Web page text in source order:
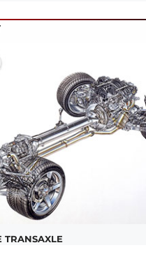
TRANSAXLE